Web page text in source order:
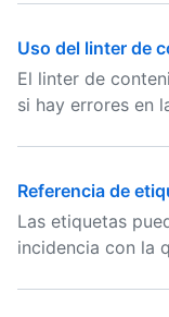
Uso del linter de
El linter de
si hay errores en
Referencia de
Las etiquetas
incidencia con la